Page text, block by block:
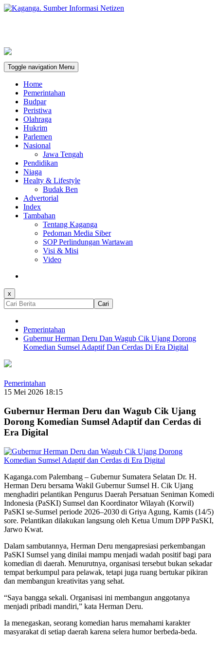
Toggle navigation Menu
Home
Pemerintahan
Budpar
Peristiwa
Olahraga
Hukrim
Parlemen
Nasional
Jawa Tengah
Pendidikan
Niaga
Healty & Lifestyle
Budak Ben
Advertorial
Index
Tambahan
Tentang Kaganga
Pedoman Media Siber
SOP Perlindungan Wartawan
Visi & Misi
Video
x
Cari
Pemerintahan
Gubernur Herman Deru Dan Wagub Cik Ujang Dorong
Komedian Sumsel Adaptif Dan Cerdas Di Era Digital
Pemerintahan
15 Mei 2026 18:15
Gubernur Herman Deru dan Wagub Cik Ujang
Dorong Komedian Sumsel Adaptif dan Cerdas di
Era Digital
Kaganga.com Palembang – Gubernur Sumatera Selatan Dr. H.
Herman Deru bersama Wakil Gubernur Sumsel H. Cik Ujang
menghadiri pelantikan Pengurus Daerah Persatuan Seniman Komedi
Indonesia (PaSKI) Sumsel dan Koordinator Wilayah (Korwil)
PaSKI se-Sumsel periode 2026–2030 di Griya Agung, Kamis (14/5)
sore. Pelantikan dilakukan langsung oleh Ketua Umum DPP PaSKI,
Jarwo Kwat.
Dalam sambutannya, Herman Deru mengapresiasi perkembangan
PaSKI Sumsel yang dinilai mampu menjadi wadah positif bagi para
komedian di daerah. Menurutnya, organisasi tersebut bukan sekadar
tempat berkumpul para pelawak, tetapi juga ruang bertukar pikiran
dan membangun kreativitas yang sehat.
“Saya bangga sekali. Organisasi ini membangun anggotanya
menjadi pribadi mandiri,” kata Herman Deru.
Ia menegaskan, seorang komedian harus memahami karakter
masyarakat di setiap daerah karena selera humor berbeda-beda.